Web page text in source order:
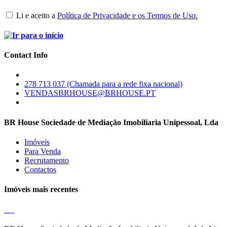
Li e aceito a Política de Privacidade e os Termos de Uso.
Contact Info
278 713 037 (Chamada para a rede fixa nacional)
VENDASBRHOUSE@BRHOUSE.PT
BR House Sociedade de Mediação Imobiliaria Unipessoal, Lda
Imóveis
Para Venda
Recrutamento
Contactos
Imóveis mais recentes